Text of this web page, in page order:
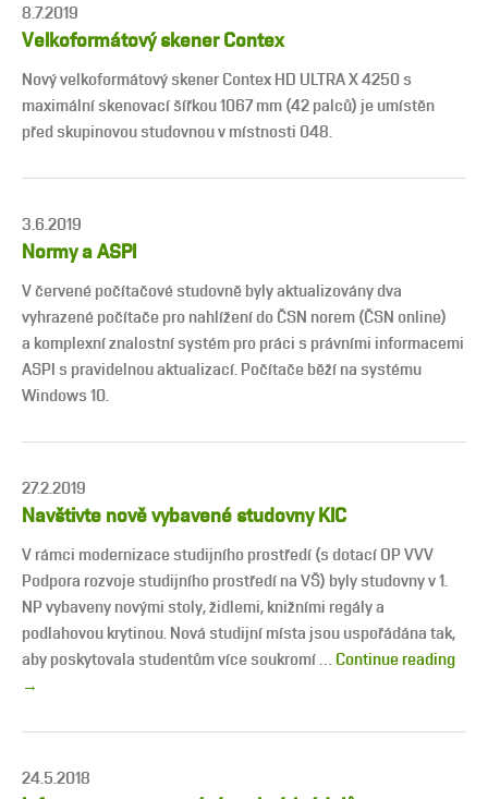
8.7.2019
Velkoformátový skener Contex
Nový velkoformátový skener Contex HD ULTRA X 4250 s
maximální skenovací šířkou 1067 mm (42 palců) je umístěn
před skupinovou studovnou v místnosti 048.
3.6.2019
Normy a ASPI
V červené počítačové studovně byly aktualizovány dva
vyhrazené počítače pro nahlížení do ČSN norem (ČSN online)
a komplexní znalostní systém pro práci s právními informacemi
ASPI s pravidelnou aktualizací. Počítače běží na systému
Windows 10.
27.2.2019
Navštivte nově vybavené studovny KIC
V rámci modernizace studijního prostředí (s dotací OP VVV
Podpora rozvoje studijního prostředí na VŠ) byly studovny v 1.
NP vybaveny novými stoly, židlemi, knižními regály a
podlahovou krytinou. Nová studijní místa jsou uspořádána tak,
aby poskytovala studentům více soukromí … Continue reading
→
24.5.2018